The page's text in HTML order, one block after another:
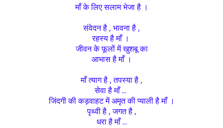
माँ के लिए सलाम भेजा है ।
संवेदन है , भावना है ,
रहस्य है माँ ।
जीवन के फूलों में खुशबू का
आभास है माँ ।
माँ त्याग है , तपस्या है ,
सेवा है माँ ...
जिंदगी की कड़वाहट में अमृत की प्याली है माँ ।
पृथ्वी है , जगत है ,
धरा है माँ ...